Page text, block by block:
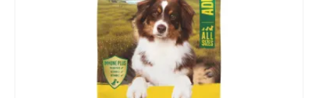
高齢猫用
納得の品質
よくある質問
アカウント
ご利用ガイド
お問い合わせ